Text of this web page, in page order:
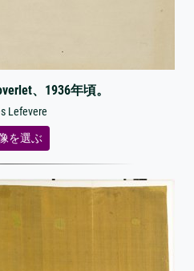
、1936年頃。
Lefevere
を選ぶ